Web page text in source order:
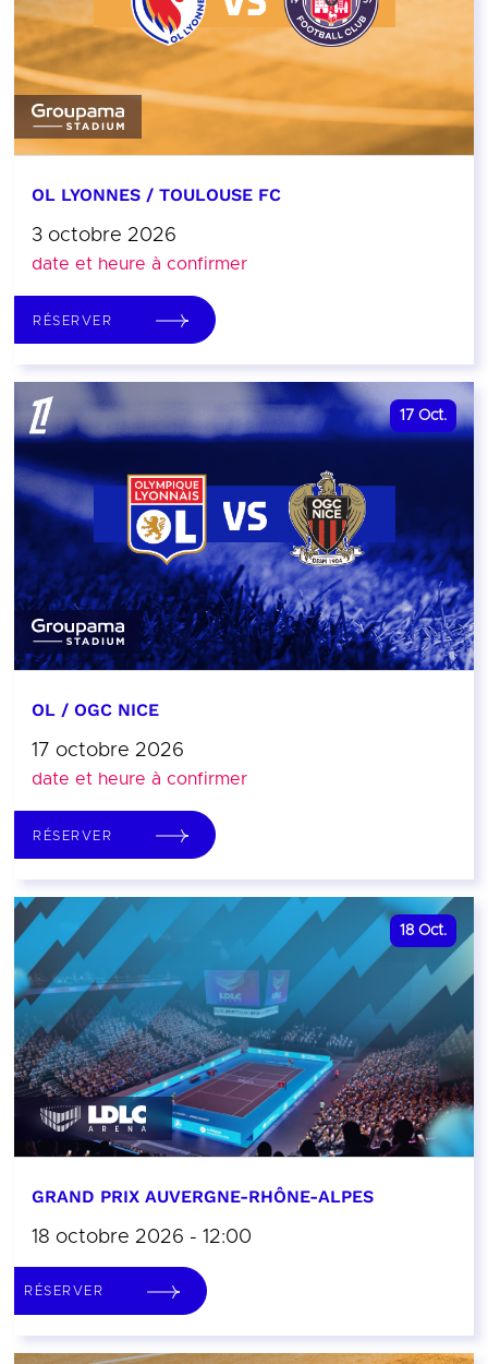
OL LYONNES / TOULOUSE FC
3 octobre 2026
date et heure à confirmer
RÉSERVER
17 Oct.
OL / OGC NICE
17 octobre 2026
date et heure à confirmer
RÉSERVER
18 Oct.
GRAND PRIX AUVERGNE-RHÔNE-ALPES
18 octobre 2026 - 12:00
RÉSERVER